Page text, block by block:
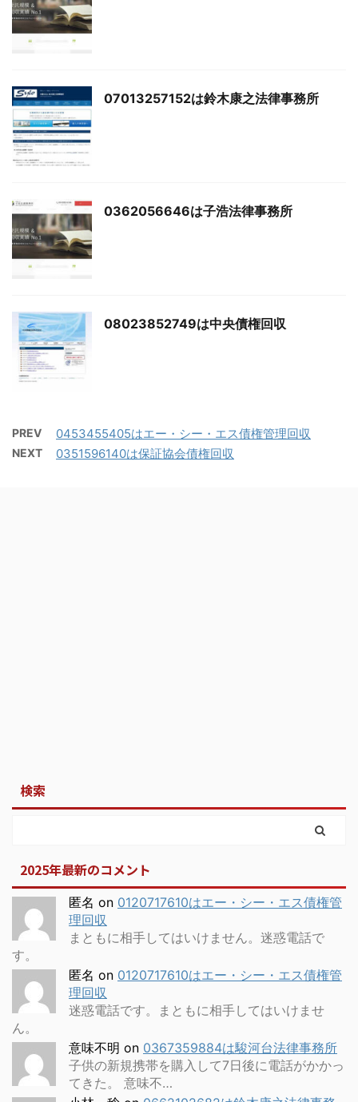
07013257152は鈴木康之法律事務所
0362056646は子浩法律事務所
08023852749は中央債権回収
PREV 0453455405はエー・シー・エス債権管理回収
NEXT 0351596140は保証協会債権回収
検索
2025年最新のコメント
匿名 on 0120717610はエー・シー・エス債権管
理回収
まともに相手してはいけません。迷惑電話で
す。
匿名 on 0120717610はエー・シー・エス債権管
理回収
迷惑電話です。まともに相手してはいけませ
ん。
意味不明 on 0367359884は駿河台法律事務所
子供の新規携帯を購入して7日後に電話がかかっ
てきた。 意味不…